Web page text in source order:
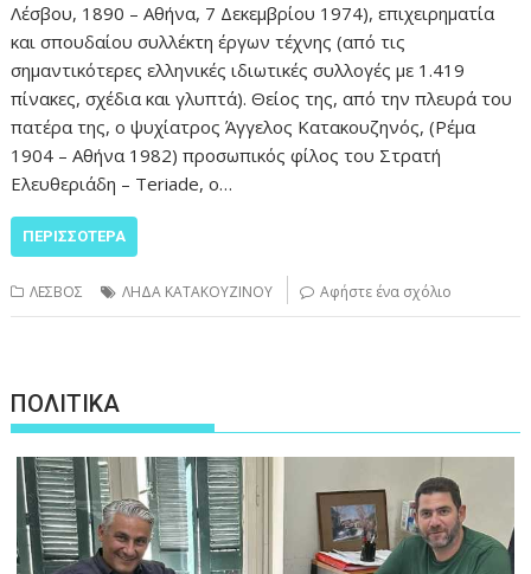
Λέσβου, 1890 – Αθήνα, 7 Δεκεμβρίου 1974), επιχειρηματία
και σπουδαίου συλλέκτη έργων τέχνης (από τις
σημαντικότερες ελληνικές ιδιωτικές συλλογές με 1.419
πίνακες, σχέδια και γλυπτά). Θείος της, από την πλευρά του
πατέρα της, ο ψυχίατρος Άγγελος Κατακουζηνός, (Ρέμα
1904 – Αθήνα 1982) προσωπικός φίλος του Στρατή
Ελευθεριάδη – Teriade, ο…
ΠΕΡΙΣΣΌΤΕΡΑ
ΛΕΣΒΟΣ ΛΗΔΑ ΚΑΤΑΚΟΥΖΙΝΟΥ Αφήστε ένα σχόλιο
ΠΟΛΙΤΙΚΑ